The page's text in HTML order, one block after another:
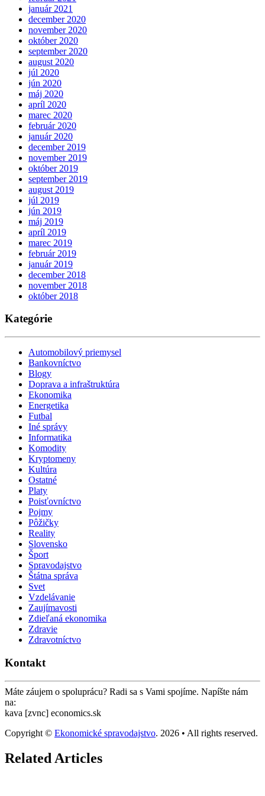
január 2021
december 2020
november 2020
október 2020
september 2020
august 2020
júl 2020
jún 2020
máj 2020
apríl 2020
marec 2020
február 2020
január 2020
december 2019
november 2019
október 2019
september 2019
august 2019
júl 2019
jún 2019
máj 2019
apríl 2019
marec 2019
február 2019
január 2019
december 2018
november 2018
október 2018
Kategórie
Automobilový priemysel
Bankovníctvo
Blogy
Doprava a infraštruktúra
Ekonomika
Energetika
Futbal
Iné správy
Informatika
Komodity
Kryptomeny
Kultúra
Ostatné
Platy
Poisťovníctvo
Pojmy
Pôžičky
Reality
Slovensko
Šport
Spravodajstvo
Štátna správa
Svet
Vzdelávanie
Zaujímavosti
Zdieľaná ekonomika
Zdravie
Zdravotníctvo
Kontakt
Máte záujem o spoluprácu? Radi sa s Vami spojíme. Napíšte nám
na:
kava [zvnc] economics.sk
Copyright © Ekonomické spravodajstvo. 2026 • All rights reserved.
Related Articles